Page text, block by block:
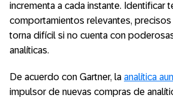
incrementa a cada instante. Identificar
comportamientos relevantes,
torna difícil si no cuenta con
analíticas.
De acuerdo con Gartner, la analítica
impulsor de nuevas compras de